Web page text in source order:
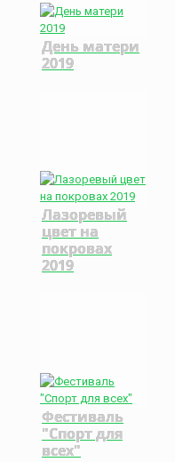
День матери
2019
Лазоревый
цвет на
покровах
2019
Фестиваль
"Спорт для
всех"